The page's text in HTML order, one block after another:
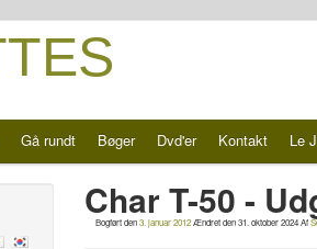
Gå rundt Bøger Dvd'er Kontakt Le
Char T-50 -
Bogført den3. januar 2012Ændret den31. oktober 2024Af